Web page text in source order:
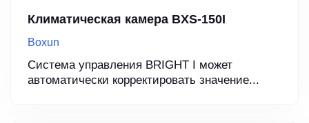
Климатическая камера BXS-150I
Boxun
Система управления BRIGHT I может
автоматически корректировать значение...